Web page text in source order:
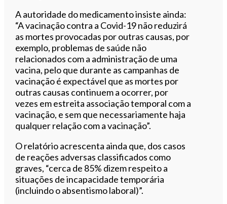
A autoridade do medicamento insiste ainda:
“A vacinação contra a Covid-19 não reduzirá
as mortes provocadas por outras causas, por
exemplo, problemas de saúde não
relacionados com a administração de uma
vacina, pelo que durante as campanhas de
vacinação é expectável que as mortes por
outras causas continuem a ocorrer, por
vezes em estreita associação temporal com a
vacinação, e sem que necessariamente haja
qualquer relação com a vacinação”.
O relatório acrescenta ainda que, dos casos
de reações adversas classificados como
graves, “cerca de 85% dizem respeito a
situações de incapacidade temporária
(incluindo o absentismo laboral)”.